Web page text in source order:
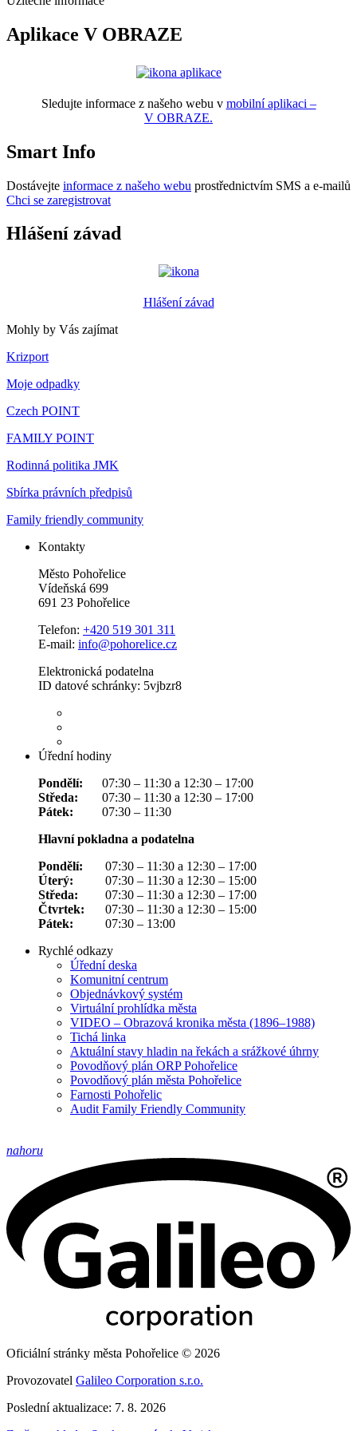
Aplikace V OBRAZE
Sledujte informace z našeho webu v mobilní aplikaci –
V OBRAZE.
Smart Info
Dostávejte informace z našeho webu prostřednictvím SMS a e-mailů
Chci se zaregistrovat
Hlášení závad
Hlášení závad
Mohly by Vás zajímat
Krizport
Moje odpadky
Czech POINT
FAMILY POINT
Rodinná politika JMK
Sbírka právních předpisů
Family friendly community
Kontakty
Město Pohořelice
Vídeňská 699
691 23 Pohořelice
Telefon: +420 519 301 311
E-mail: info@pohorelice.cz
Elektronická podatelna
ID datové schránky: 5vjbzr8
Úřední hodiny
Pondělí:
07:30 – 11:30 a 12:30 – 17:00
Středa:
07:30 – 11:30 a 12:30 – 17:00
Pátek:
07:30 – 11:30
Hlavní pokladna a podatelna
Pondělí:
07:30 – 11:30 a 12:30 – 17:00
Úterý:
07:30 – 11:30 a 12:30 – 15:00
Středa:
07:30 – 11:30 a 12:30 – 17:00
Čtvrtek:
07:30 – 11:30 a 12:30 – 15:00
Pátek:
07:30 – 13:00
Rychlé odkazy
Úřední deska
Komunitní centrum
Objednávkový systém
Virtuální prohlídka města
VIDEO – Obrazová kronika města (1896–1988)
Tichá linka
Aktuální stavy hladin na řekách a srážkové úhrny
Povodňový plán ORP Pohořelice
Povodňový plán města Pohořelice
Farnosti Pohořelic
Audit Family Friendly Community
nahoru
Oficiální stránky města Pohořelice © 2026
Provozovatel Galileo Corporation s.r.o.
Poslední aktualizace: 7. 8. 2026